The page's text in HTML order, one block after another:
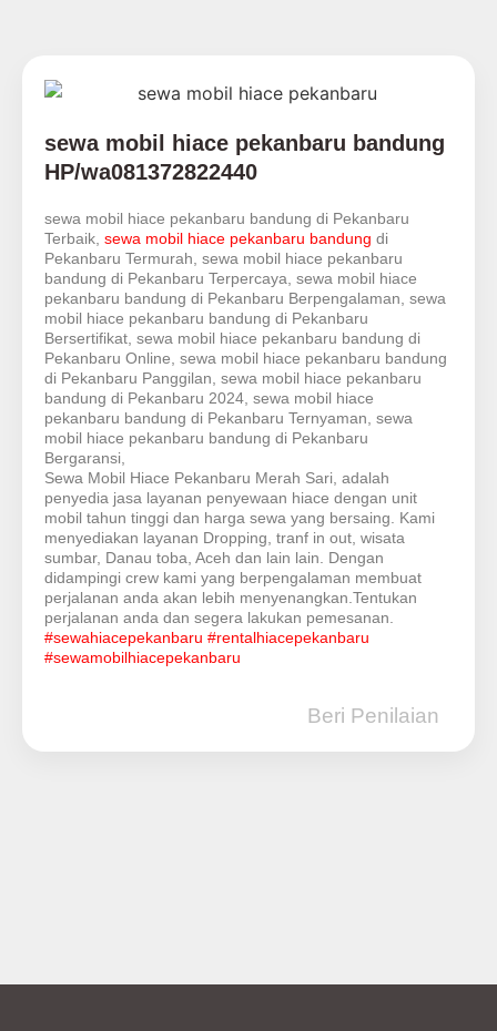
sewa mobil hiace pekanbaru bandung
HP/wa081372822440
sewa mobil hiace pekanbaru bandung di Pekanbaru
Terbaik, sewa mobil hiace pekanbaru bandung di
Pekanbaru Termurah, sewa mobil hiace pekanbaru
bandung di Pekanbaru Terpercaya, sewa mobil hiace
pekanbaru bandung di Pekanbaru Berpengalaman, sewa
mobil hiace pekanbaru bandung di Pekanbaru
Bersertifikat, sewa mobil hiace pekanbaru bandung di
Pekanbaru Online, sewa mobil hiace pekanbaru bandung
di Pekanbaru Panggilan, sewa mobil hiace pekanbaru
bandung di Pekanbaru 2024, sewa mobil hiace
pekanbaru bandung di Pekanbaru Ternyaman, sewa
mobil hiace pekanbaru bandung di Pekanbaru
Bergaransi,
Sewa Mobil Hiace Pekanbaru Merah Sari, adalah
penyedia jasa layanan penyewaan hiace dengan unit
mobil tahun tinggi dan harga sewa yang bersaing. Kami
menyediakan layanan Dropping, tranf in out, wisata
sumbar, Danau toba, Aceh dan lain lain. Dengan
didampingi crew kami yang berpengalaman membuat
perjalanan anda akan lebih menyenangkan.Tentukan
perjalanan anda dan segera lakukan pemesanan.
#sewahiacepekanbaru #rentalhiacepekanbaru
#sewamobilhiacepekanbaru
Beri Penilaian